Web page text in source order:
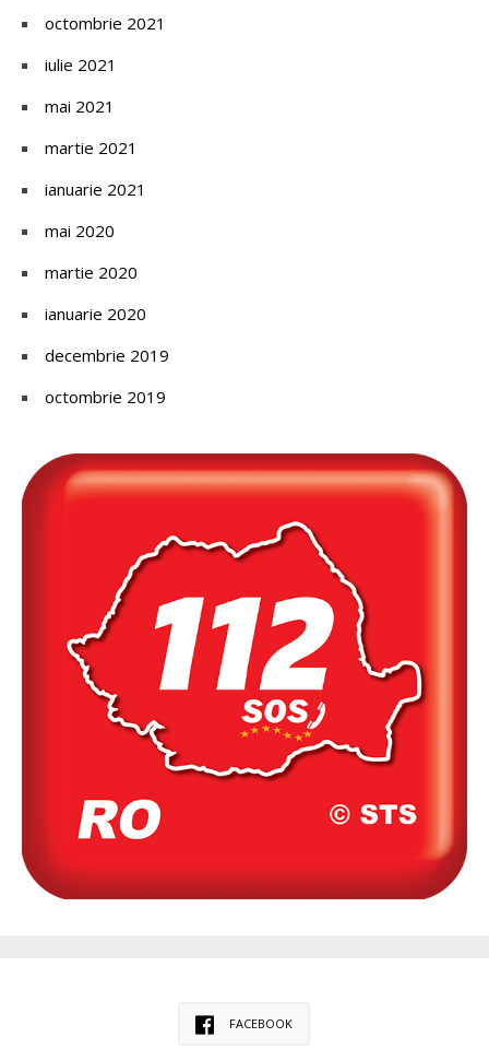
octombrie 2021
iulie 2021
mai 2021
martie 2021
ianuarie 2021
mai 2020
martie 2020
ianuarie 2020
decembrie 2019
octombrie 2019
FACEBOOK